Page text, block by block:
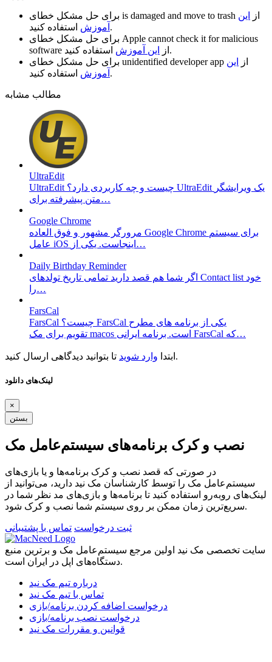
is damaged and move to trash از
این
آموزش استفاده کنید.
Apple cannot check it for malicious
software
از این آموزش
استفاده کنید.
unidentified developer app از
این
آموزش استفاده کنید.
مطالب مشابه
UltraEdit
UltraEdit چیست و چه کاربردی دارد؟ UltraEdit یک ویرایشگر
متن پیشرفته برای…
Google Chrome
مرورگر مشهور و فوق العاده Google Chrome برای سیستم
عامل iOS اینجاست. یکی از…
Daily Birthday Reminder
اگر شما هم قصد دارید تمامی تاریخ تولد‌های Contact list خود
را…
FarsCal
FarsCal چیست؟ FarsCal یکی از برنامه های مطرح
تقویم برای مک macos است. برنامه ایرانی FarsCal که…
ابتدا وارد شوید تا بتوانید دیدگاهی ارسال کنید.
لینک‌های دانلود
×
بستن
نصب و کرک برنامه‌های سیستم‌عامل مک
در صورتی که قصد نصب و کرک برنامه‌ها و یا بازی‌های
سیستم‌عامل مک را توسط کارشناسان مک نید دارید، می‌توانید از
لینک‌های رو‌به‌رو استفاده کنید تا برنامه‌ها و بازی‌های مد نظر شما در
سریع‌ترین زمان ممکن بر روی سیستم شما نصب و کرک شود.
ثبت درخواست تماس با پشتیبانی
سایت تخصصی مک نید اولین مرجع سیستم‌عامل مک و برترین منبع
دستگاه‌های اپل در ایران است.
درباره تیم مک نید
تماس با تیم مک نید
درخواست اضافه کردن برنامه/بازی
درخواست نصب برنامه/بازی
قوانین و مقررات مک نید